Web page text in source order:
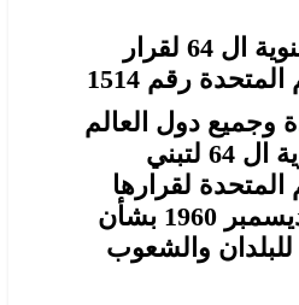
بمناسبة الذكرى السنوية ال 64 لقرار
رقم 1514
وجميع دول العالم
اليوم بالذكرى السنوية ال 64 لتبني
المتحدة لقرارها
1514 (د-15) في 14 ديسمبر 1960 بشأن
للبلدان والشعوب